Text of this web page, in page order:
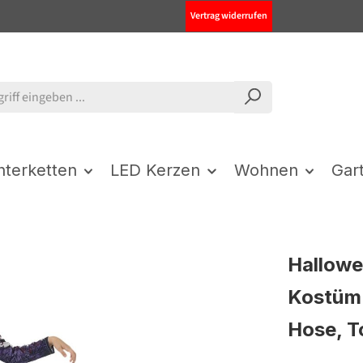
Vertrag widerrufen
LED Kerzen Wohnen
Hose,